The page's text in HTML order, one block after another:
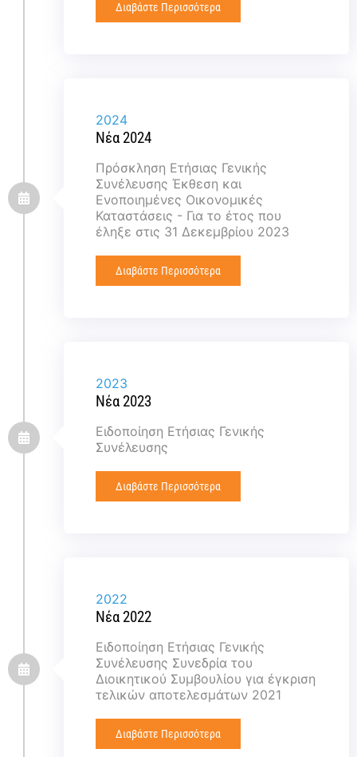
Διαβάστε Περισσότερα
2024
Νέα 2024
Πρόσκληση Ετήσιας Γενικής
Συνέλευσης Έκθεση και
Ενοποιημένες Οικονομικές
Καταστάσεις - Για το έτος που
έληξε στις 31 Δεκεμβρίου 2023
Διαβάστε Περισσότερα
2023
Νέα 2023
Ειδοποίηση Ετήσιας Γενικής
Συνέλευσης
Διαβάστε Περισσότερα
2022
Νέα 2022
Ειδοποίηση Ετήσιας Γενικής
Συνέλευσης Συνεδρία του
Διοικητικού Συμβουλίου για έγκριση
τελικών αποτελεσμάτων 2021
Διαβάστε Περισσότερα